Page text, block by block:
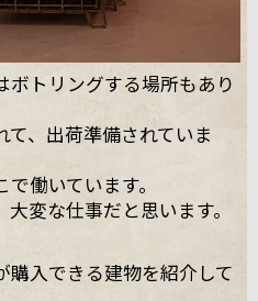
ボトリングする場所もあり
、出荷準備されていま
働いています。
変な仕事だと思います。
入できる建物を紹介して